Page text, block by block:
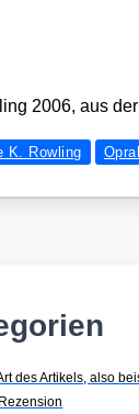
2006, aus
K. Rowling
des Artikels, also